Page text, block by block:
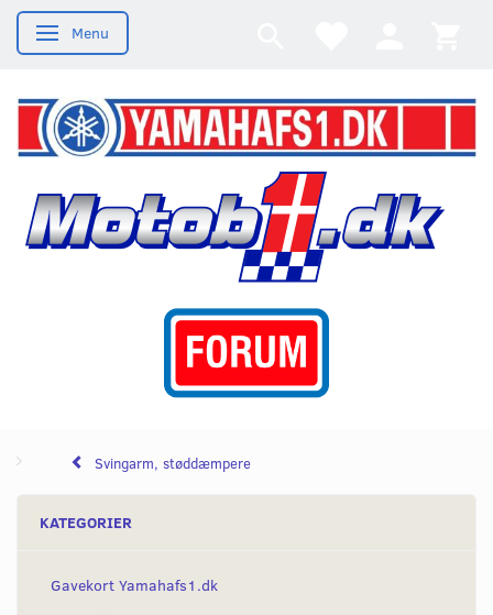
Skifte navigation
Menu
Svingarm, støddæmpere
KATEGORIER
Gavekort Yamahafs1.dk